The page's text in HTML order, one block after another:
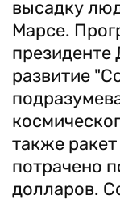
высадку
Марсе.
развитие
также
потрачено
долларов.